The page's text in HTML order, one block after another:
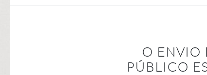
O ENVIO
PÚBLICO